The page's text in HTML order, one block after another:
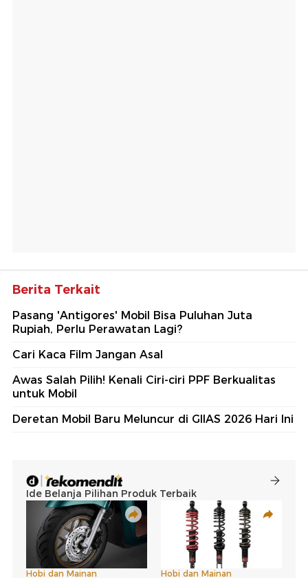
Berita Terkait
Pasang 'Antigores' Mobil Bisa Puluhan Juta
Rupiah, Perlu Perawatan Lagi?
Cari Kaca Film Jangan Asal
Awas Salah Pilih! Kenali Ciri-ciri PPF Berkualitas
untuk Mobil
Deretan Mobil Baru Meluncur di GIIAS 2026 Hari Ini